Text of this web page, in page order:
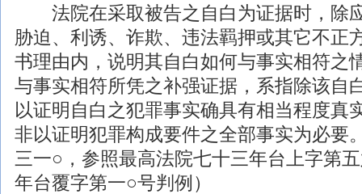
法院在采取被告之自白为证据时，除
胁迫、利诱、诈欺、违法羁押或其它不正
书理由内，说明其自白如何与事实相符之
与事实相符所凭之补强证据，系指除该自
以证明自白之犯罪事实确具有相当程度真
非以证明犯罪构成要件之全部事实为必要
三一○，参照最高法院七十三年台上字第
年台覆字第一○号判例）